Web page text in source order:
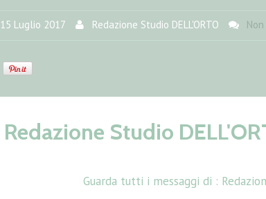
15 Luglio 2017 Redazione Studio DELL'ORTO
Redazione Studio
Guarda tutti i messaggi di :